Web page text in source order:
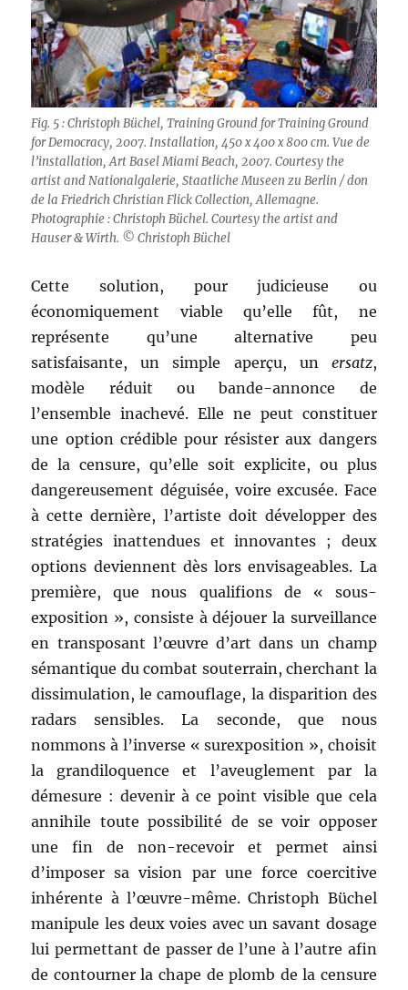
Fig. 5 : Christoph Büchel, Training Ground for Training Ground
for Democracy, 2007. Installation, 450 x 400 x 800 cm. Vue de
l’installation, Art Basel Miami Beach, 2007. Courtesy the
artist and Nationalgalerie, Staatliche Museen zu Berlin / don
de la Friedrich Christian Flick Collection, Allemagne.
Photographie : Christoph Büchel. Courtesy the artist and
Hauser & Wirth. © Christoph Büchel
Cette solution, pour judicieuse ou
économiquement viable qu’elle fût, ne
représente qu’une alternative peu
satisfaisante, un simple aperçu, un ersatz,
modèle réduit ou bande-annonce de
l’ensemble inachevé. Elle ne peut constituer
une option crédible pour résister aux dangers
de la censure, qu’elle soit explicite, ou plus
dangereusement déguisée, voire excusée. Face
à cette dernière, l’artiste doit développer des
stratégies inattendues et innovantes ; deux
options deviennent dès lors envisageables. La
première, que nous qualifions de « sous-
exposition », consiste à déjouer la surveillance
en transposant l’œuvre d’art dans un champ
sémantique du combat souterrain, cherchant la
dissimulation, le camouflage, la disparition des
radars sensibles. La seconde, que nous
nommons à l’inverse « surexposition », choisit
la grandiloquence et l’aveuglement par la
démesure : devenir à ce point visible que cela
annihile toute possibilité de se voir opposer
une fin de non-recevoir et permet ainsi
d’imposer sa vision par une force coercitive
inhérente à l’œuvre-même. Christoph Büchel
manipule les deux voies avec un savant dosage
lui permettant de passer de l’une à l’autre afin
de contourner la chape de plomb de la censure